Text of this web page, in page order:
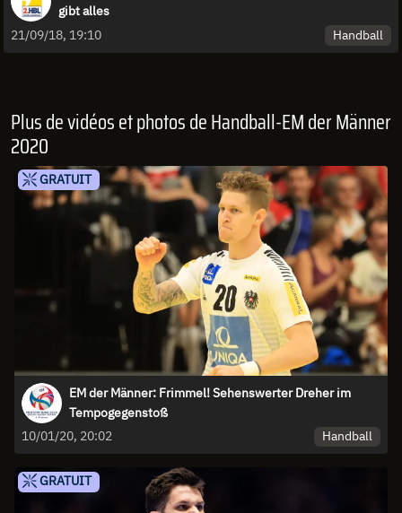
gibt alles
21/09/18, 19:10
Handball
Plus de vidéos et photos de Handball-EM der Männer
2020
GRATUIT
EM der Männer: Frimmel! Sehenswerter Dreher im
Tempogegenstoß
10/01/20, 20:02
Handball
GRATUIT